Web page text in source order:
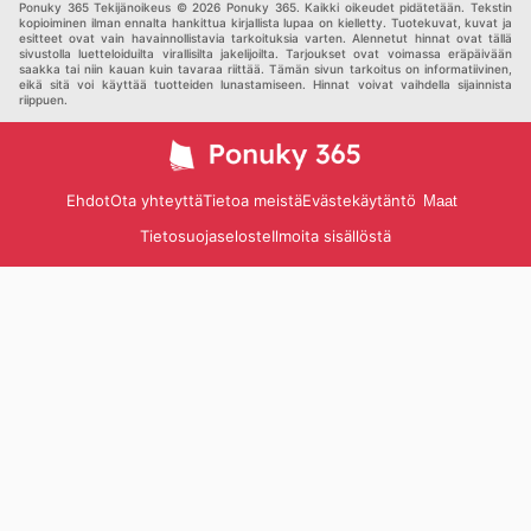
Ponuky 365 Tekijänoikeus © 2026 Ponuky 365. Kaikki oikeudet pidätetään. Tekstin
kopioiminen ilman ennalta hankittua kirjallista lupaa on kielletty. Tuotekuvat, kuvat ja
esitteet ovat vain havainnollistavia tarkoituksia varten. Alennetut hinnat ovat tällä
sivustolla luetteloiduilta virallisilta jakelijoilta. Tarjoukset ovat voimassa eräpäivään
saakka tai niin kauan kuin tavaraa riittää. Tämän sivun tarkoitus on informatiivinen,
eikä sitä voi käyttää tuotteiden lunastamiseen. Hinnat voivat vaihdella sijainnista
riippuen.
EhdotOta yhteyttäTietoa meistäEvästekäytäntö Maat
TietosuojaselosteIlmoita sisällöstä